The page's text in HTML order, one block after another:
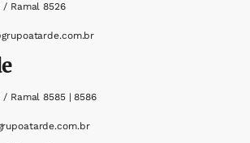
/ Ramal 8526
/ Ramal 8585 | 8586